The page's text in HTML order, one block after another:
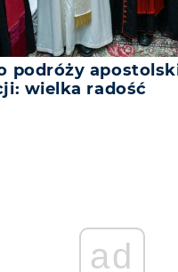
podróży
wielka radość
ad